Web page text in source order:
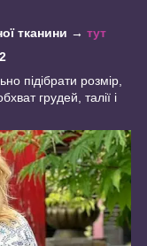
тканини → тут
підібрати розмір,
грудей, талії і